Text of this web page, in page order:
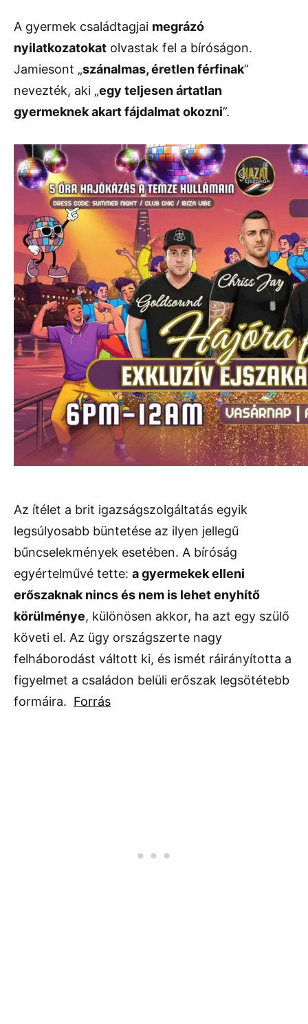
A gyermek családtagjai megrázó
nyilatkozatokat olvastak fel a bíróságon.
Jamiesont „szánalmas, éretlen férfinak”
nevezték, aki „egy teljesen ártatlan
gyermeknek akart fájdalmat okozni”.
Az ítélet a brit igazságszolgáltatás egyik
legsúlyosabb büntetése az ilyen jellegű
bűncselekmények esetében. A bíróság
egyértelművé tette: a gyermekek elleni
erőszaknak nincs és nem is lehet enyhítő
körülménye, különösen akkor, ha azt egy szülő
követi el. Az ügy országszerte nagy
felháborodást váltott ki, és ismét ráirányította a
figyelmet a családon belüli erőszak legsötétebb
formáira. Forrás